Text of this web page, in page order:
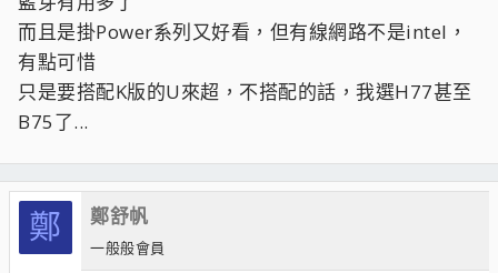
而且是掛Power系列又好看，但有線網路不是intel，
有點可惜
只是要搭配K版的U來超，不搭配的話，我選H77甚至
B75了...
鄭 鄭舒帆
一般般會員